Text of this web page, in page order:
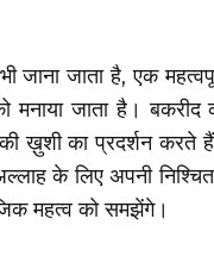
जाता है, एक
जाता है। बकरीद
का प्रदर्शन करते हैं।
के लिए अपनी
महत्व को समझेंगे।